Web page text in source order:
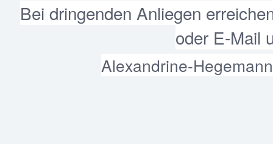
Bei dringenden Anliegen
oder E-Mail
Alexandrine-